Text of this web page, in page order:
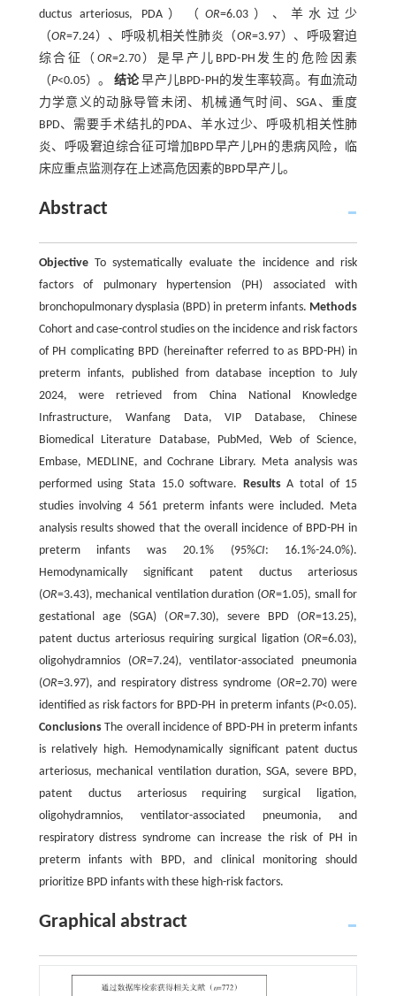
ductus arteriosus, PDA）（ OR=6.03）、羊水过少
（OR=7.24）、呼吸机相关性肺炎（ OR=3.97）、呼吸窘迫
综合征（ OR=2.70）是早产儿BPD⁃PH发生的危险因素
（P<0.05）。 结论早产儿BPD⁃PH的发生率较高。有血流动
力学意义的动脉导管未闭、机械通气时间、SGA、重度
BPD、需要手术结扎的PDA、羊水过少、呼吸机相关性肺
炎、呼吸窘迫综合征可增加BPD早产儿PH的患病风险，临
床应重点监测存在上述高危因素的BPD早产儿。
Abstract
ObjectiveTo systematically evaluate the incidence and risk
factors of pulmonary hypertension (PH) associated with
bronchopulmonary dysplasia (BPD) in preterm infants. Methods
Cohort and case-control studies on the incidence and risk factors
of PH complicating BPD (hereinafter referred to as BPD-PH) in
preterm infants, published from database inception to July
2024, were retrieved from China National Knowledge
Infrastructure, Wanfang Data, VIP Database, Chinese
Biomedical Literature Database, PubMed, Web of Science,
Embase, MEDLINE, and Cochrane Library. Meta analysis was
performed using Stata 15.0 software.
ResultsA total of 15
studies involving 4 561 preterm infants were included. Meta
analysis results showed that the overall incidence of BPD-PH in
preterm infants was 20.1% (95%CI: 16.1%-24.0%).
Hemodynamically significant patent ductus arteriosus
(OR=3.43), mechanical ventilation duration (OR=1.05), small for
gestational age (SGA) (OR=7.30), severe BPD (OR=13.25),
patent ductus arteriosus requiring surgical ligation (OR=6.03),
oligohydramnios (OR=7.24), ventilator-associated pneumonia
(OR=3.97), and respiratory distress syndrome (OR=2.70) were
identified as risk factors for BPD-PH in preterm infants (P<0.05).
ConclusionsThe overall incidence of BPD-PH in preterm infants
is relatively high. Hemodynamically significant patent ductus
arteriosus, mechanical ventilation duration, SGA, severe BPD,
patent ductus arteriosus requiring surgical ligation,
oligohydramnios, ventilator-associated pneumonia, and
respiratory distress syndrome can increase the risk of PH in
preterm infants with BPD, and clinical monitoring should
prioritize BPD infants with these high-risk factors.
Graphical abstract